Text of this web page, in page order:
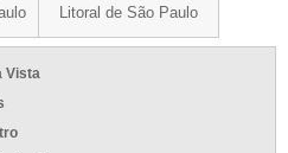
Litoral de São Paulo
Vista